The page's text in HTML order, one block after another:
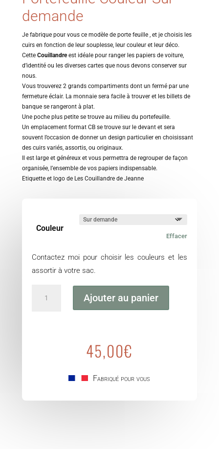
demande
Je fabrique pour vous ce modèle de porte feuille , et je choisis les
cuirs en fonction de leur souplesse, leur couleur et leur déco.
Cette Couillandreest idéale pour ranger les papiers de voiture,
d’identité ou les diverses cartes que nous devons conserver sur
nous.
Vous trouverez 2 grands compartiments dont un fermé par une
fermeture éclair. La monnaie sera facile à trouver et les billets de
banque se rangeront à plat.
Une poche plus petite se trouve au milieu du portefeuille.
Un emplacement format CB se trouve sur le devant et sera
souvent l’occasion de donner un design particulier en choisissant
des cuirs variés, assortis, ou originaux.
Il est large et généreux et vous permettra de regrouper de façon
organisée, l’ensemble de vos papiers indispensable.
Etiquette et logo de Les Couillandre de Jeanne
Couleur
Effacer
Contactez moi pour choisir les couleurs et les
assortir à votre sac.
Ajouter au panier
45,00€
Fabriqué pour vous